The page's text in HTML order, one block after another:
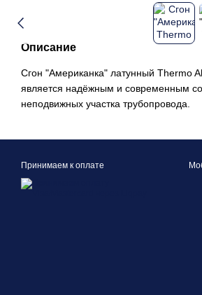
Описание
Сгон "Американка" латунный Thermo
является надёжным и современным
неподвижных участка трубопровода.
Принимаем к оплате